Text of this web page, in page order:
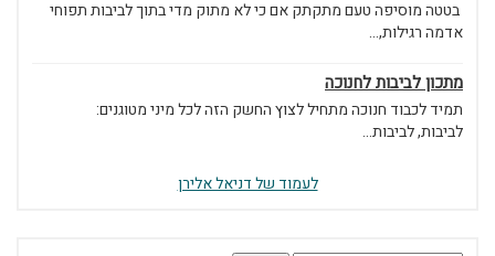
בטטה מוסיפה טעם מתקתק אם כי לא מתוק מדי בתוך לביבות תפוחי
אדמה רגילות,...
מתכון לביבות לחנוכה
תמיד לכבוד חנוכה מתחיל לצוץ החשק הזה לכל מיני מטוגנים:
לביבות, לביבות...
לעמוד של דניאל אלירן